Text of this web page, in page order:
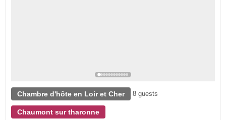
Chambre d'hôte en Loir et Cher 8 guests
Chaumont sur tharonne